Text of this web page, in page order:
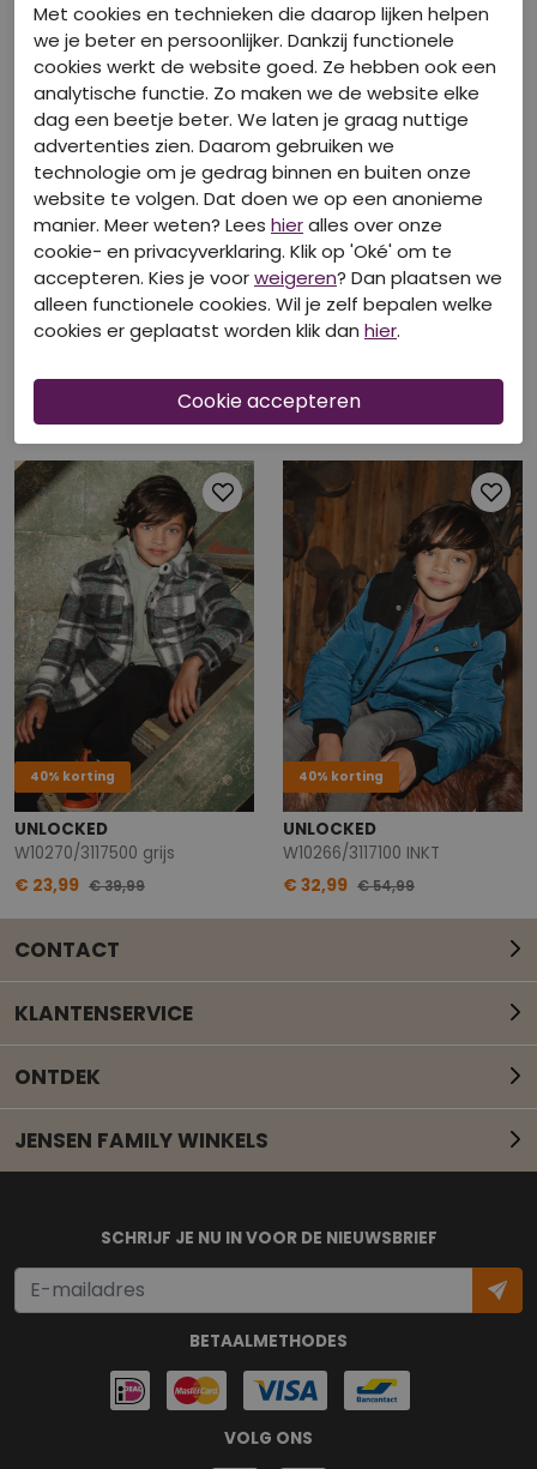
W20316/3317103 camel
€ 49,99
40% korting
W10267/3117101 BOTTLE
€ 23,99 € 39,99
40% korting
UNLOCKED
W10270/3117500 grijs
€ 23,99 € 39,99
40% korting
UNLOCKED
W10266/3117100 INKT
€ 32,99 € 54,99
CONTACT
Mail onze klantenservice
KLANTENSERVICE
ONTDEK
JENSEN FAMILY WINKELS
BETAALMETHODES
SCHRIJF JE NU IN VOOR DE NIEUWSBRIEF
VOLG ONS
Met cookies en technieken die daarop lijken helpen
we je beter en persoonlijker. Dankzij functionele
cookies werkt de website goed. Ze hebben ook een
analytische functie. Zo maken we de website elke
dag een beetje beter. We laten je graag nuttige
advertenties zien. Daarom gebruiken we
technologie om je gedrag binnen en buiten onze
website te volgen. Dat doen we op een anonieme
manier. Meer weten? Lees hieralles over onze
cookie- en privacyverklaring. Klik op 'Oké' om te
accepteren. Kies je voorweigeren? Dan plaatsen we
alleen functionele cookies. Wil je zelf bepalen welke
cookies er geplaatst worden klik dan hier.